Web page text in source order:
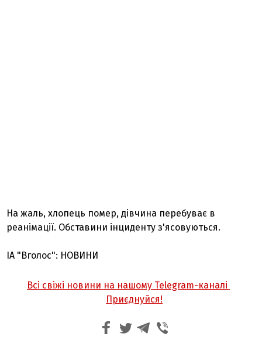
На жаль, хлопець помер, дівчина перебуває в
реанімації. Обставини інциденту з'ясовуються.
ІА "Вголос": НОВИНИ
Всі свіжі новини на нашому Telegram-каналі
Приєднуйся!